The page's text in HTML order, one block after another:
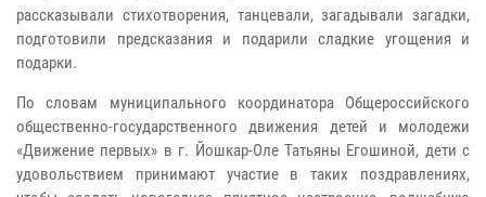
рассказывали стихотворения, танцевали, загадывали загадки,
подготовили предсказания и подарили сладкие угощения и
подарки.
По словам муниципального координатора Общероссийского
общественно-государственного движения детей и молодежи
«Движение первых» в г. Йошкар-Оле Татьяны Егошиной, дети с
удовольствием принимают участие в таких поздравлениях,